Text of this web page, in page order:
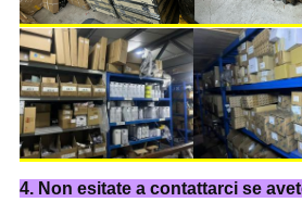
4. Non esitate a contattarci se